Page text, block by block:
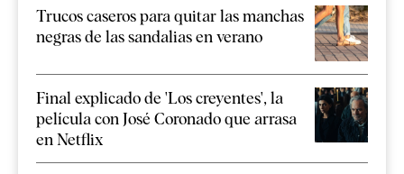
Trucos caseros para quitar las manchas
negras de las sandalias en verano
Final explicado de 'Los creyentes', la
película con José Coronado que arrasa
en Netflix